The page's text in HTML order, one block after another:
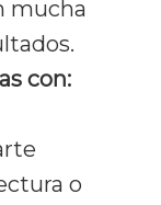
mucha
con:
o